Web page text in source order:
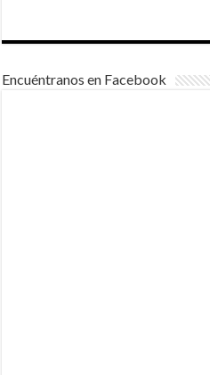
Encuéntranos en Facebook